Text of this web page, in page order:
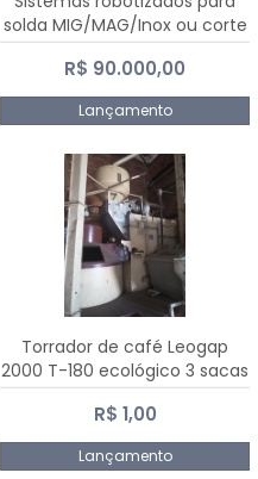
solda MIG/MAG/Inox ou corte
plasma
R$ 90.000,00
Lançamento
Torrador de café Leogap
2000 T-180 ecológico 3 sacas
de carga 540 kg/h
R$ 1,00
Lançamento